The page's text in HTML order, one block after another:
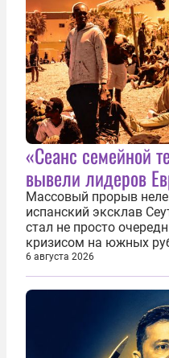
«Сеанс семейной
вывели лидеров
Массовый прорыв
испанский эксклав
стал не просто
кризисом на южных
фундаментальный
продемонстрировав,
выстраивавшаяся
6 августа 2026